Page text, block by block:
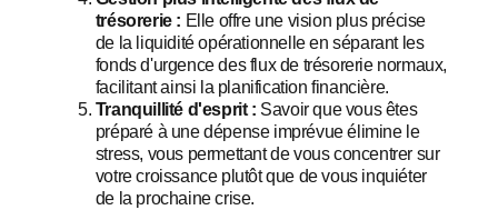
trésorerie : Elle offre une vision plus précise
de la liquidité opérationnelle en séparant les
fonds d'urgence des flux de trésorerie normaux,
facilitant ainsi la planification financière.
Tranquillité d'esprit : Savoir que vous êtes
préparé à une dépense imprévue élimine le
stress, vous permettant de vous concentrer sur
votre croissance plutôt que de vous inquiéter
de la prochaine crise.